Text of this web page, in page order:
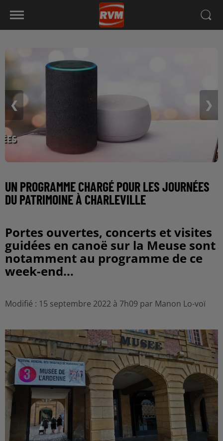
❮ ❯
UN PROGRAMME CHARGÉ POUR LES JOURNÉES
DU PATRIMOINE À CHARLEVILLE
Portes ouvertes, concerts et visites
guidées en canoë sur la Meuse sont
notamment au programme de ce
week-end...
Modifié : 15 septembre 2022 à 7h09 par Manon Lo-voï